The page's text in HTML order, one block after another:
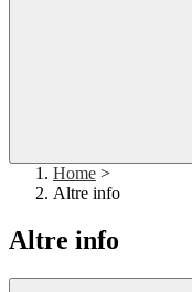
Home >
Altre info
Altre info